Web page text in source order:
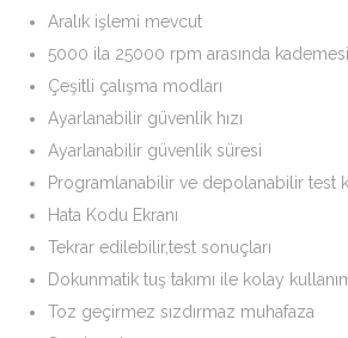
Aralık işlemi mevcut
5000 ila 25000 rpm arasında
Çeşitli çalışma modları
Ayarlanabilir güvenlik hızı
Ayarlanabilir güvenlik süresi
Programlanabilir ve depolanabilir test
Hata Kodu Ekranı
Tekrar edilebilir,test sonuçları
Dokunmatik tuş takımı ile kolay
Toz geçirmez sızdırmaz muhafaza